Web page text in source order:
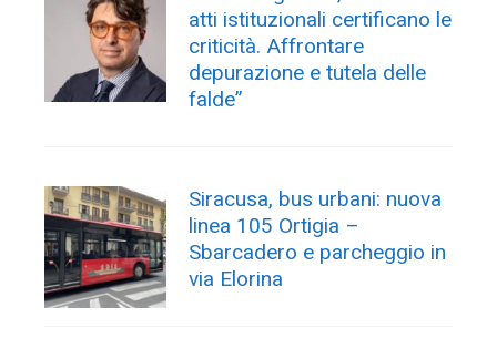
atti istituzionali certificano le
criticità. Affrontare
depurazione e tutela delle
falde”
Siracusa, bus urbani: nuova
linea 105 Ortigia –
Sbarcadero e parcheggio in
via Elorina